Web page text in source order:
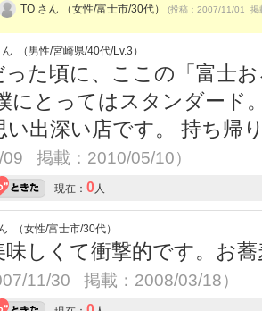
TO さん （女性/富士市/30代） (投稿：2007/11/01 掲
（男性/宮崎県/40代/Lv.3）
た頃に、ここの「富士
にとってはスタンダード
い出深い店です。 持ち帰
09 掲載：2010/05/10）
現在： 0人
（女性/富士市/30代）
味しくて衝撃的です。お
11/30 掲載：2008/03/18）